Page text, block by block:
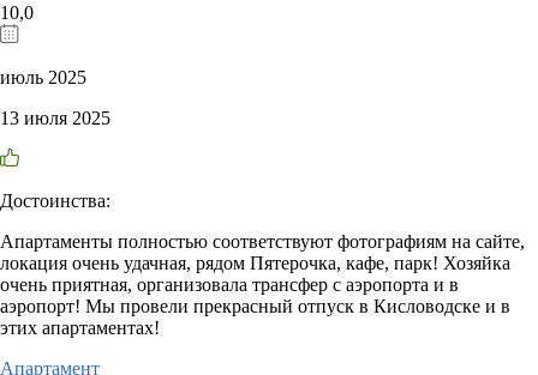
10,0
июль 2025
13 июля 2025
Достоинства:
Апартаменты полностью соответствуют фотографиям на сайте,
локация очень удачная, рядом Пятерочка, кафе, парк! Хозяйка
очень приятная, организовала трансфер с аэропорта и в
аэропорт! Мы провели прекрасный отпуск в Кисловодске и в
этих апартаментах!
Апартамент